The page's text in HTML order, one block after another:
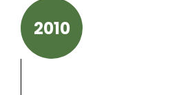
2010